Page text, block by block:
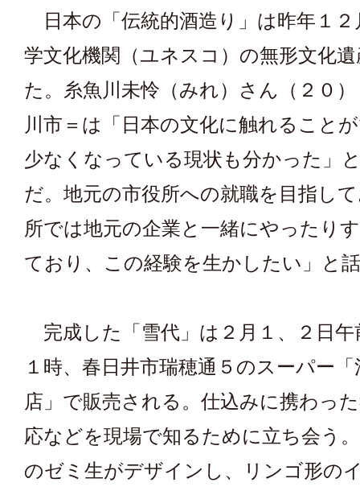
日本の「伝統的酒造り」は昨年１２
学文化機関（ユネスコ）の無形文化
た。糸魚川未怜（みれ）さん（２０
川市＝は「日本の文化に触れること
少なくなっている現状も分かった」
だ。地元の市役所への就職を目指し
所では地元の企業と一緒にやったり
ており、この経験を生かしたい」と
完成した「雪代」は２月１、２日午
１時、春日井市瑞穂通５のスーパー
店」で販売される。仕込みに携わっ
応などを現場で知るために立ち会う
のゼミ生がデザインし、リンゴ形の